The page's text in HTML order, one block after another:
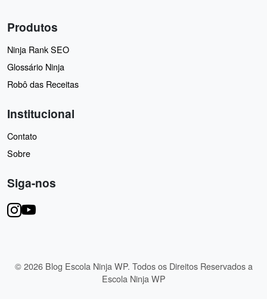
Produtos
Ninja Rank SEO
Glossário Ninja
Robô das Receitas
Institucional
Contato
Sobre
Siga-nos
© 2026 Blog Escola Ninja WP. Todos os Direitos Reservados a
Escola Ninja WP